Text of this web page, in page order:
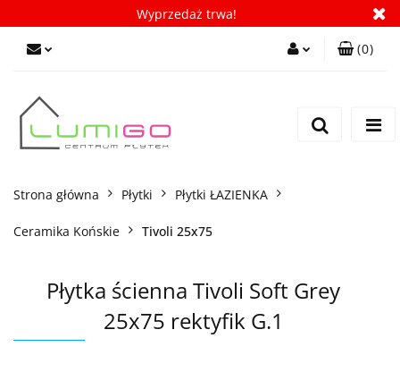
Wyprzedaż trwa!
(0)
Strona główna Płytki Płytki ŁAZIENKA
Ceramika Końskie Tivoli 25x75
Płytka ścienna Tivoli Soft Grey
25x75 rektyfik G.1